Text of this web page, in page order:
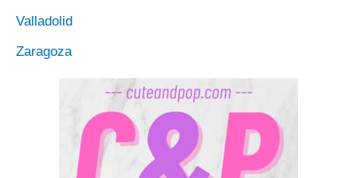
Valladolid
Zaragoza